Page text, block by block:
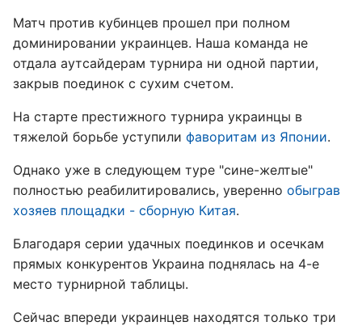
Матч против кубинцев прошел при полном
доминировании украинцев. Наша команда не
отдала аутсайдерам турнира ни одной партии,
закрыв поединок с сухим счетом.
На старте престижного турнира украинцы в
тяжелой борьбе уступили фаворитам из Японии.
Однако уже в следующем туре "сине-желтые"
полностью реабилитировались, уверенно обыграв
хозяев площадки - сборную Китая.
Благодаря серии удачных поединков и осечкам
прямых конкурентов Украина поднялась на 4-е
место турнирной таблицы.
Сейчас впереди украинцев находятся только три